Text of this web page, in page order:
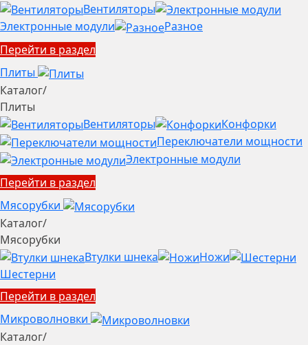
Вентиляторы
Электронные модули
Разное
Перейти в раздел
Плиты
Каталог/
Плиты
Вентиляторы
Конфорки
Переключатели мощности
Электронные модули
Перейти в раздел
Мясорубки
Каталог/
Мясорубки
Втулки шнека
Ножи
Шестерни
Перейти в раздел
Микроволновки
Каталог/